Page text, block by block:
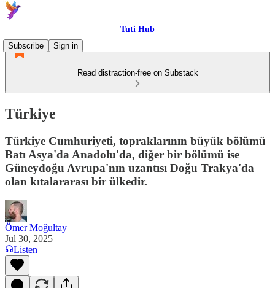
Tuti Hub
Subscribe
Sign in
Read distraction-free on Substack
Türkiye
Türkiye Cumhuriyeti, topraklarının büyük bölümü
Batı Asya'da Anadolu'da, diğer bir bölümü ise
Güneydoğu Avrupa'nın uzantısı Doğu Trakya'da
olan kıtalararası bir ülkedir.
Ömer Moğultay
Jul 30, 2025
Listen